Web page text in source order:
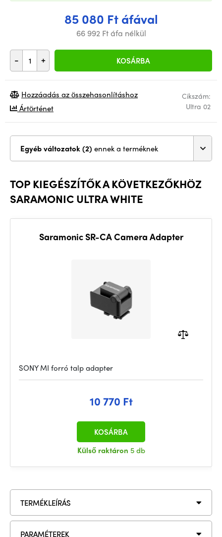
85 080 Ft áfával
66 992 Ft áfa nélkül
- + KOSÁRBA
Cikszám:
Ultra 02
Hozzáadás az összehasonlításhoz
Ártörténet
Egyéb változatok (2) ennek a terméknek
TOP KIEGÉSZÍTŐK A KÖVETKEZŐKHÖZ
SARAMONIC ULTRA WHITE
Saramonic SR-CA Camera Adapter
SONY MI forró talp adapter
10 770 Ft
Külső raktáron 5 db
KOSÁRBA
TERMÉKLEÍRÁS
PARAMÉTEREK